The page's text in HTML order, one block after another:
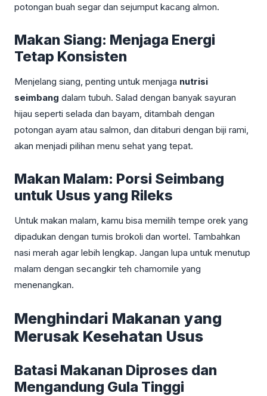
potongan buah segar dan sejumput kacang almon.
Makan Siang: Menjaga Energi
Tetap Konsisten
Menjelang siang, penting untuk menjaga nutrisi
seimbang dalam tubuh. Salad dengan banyak sayuran
hijau seperti selada dan bayam, ditambah dengan
potongan ayam atau salmon, dan ditaburi dengan biji rami,
akan menjadi pilihan menu sehat yang tepat.
Makan Malam: Porsi Seimbang
untuk Usus yang Rileks
Untuk makan malam, kamu bisa memilih tempe orek yang
dipadukan dengan tumis brokoli dan wortel. Tambahkan
nasi merah agar lebih lengkap. Jangan lupa untuk menutup
malam dengan secangkir teh chamomile yang
menenangkan.
Menghindari Makanan yang
Merusak Kesehatan Usus
Batasi Makanan Diproses dan
Mengandung Gula Tinggi